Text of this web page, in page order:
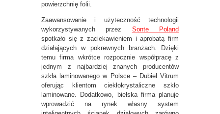
powierzchnię folii.
Zaawansowanie i użyteczność technologii
wykorzystywanych przez Sonte Poland
spotkało się z zaciekawieniem i aprobatą firm
działających w pokrewnych branżach. Dzięki
temu firma wkrótce rozpocznie współpracę z
jednym z najbardziej znanych producentów
szkła laminowanego w Polsce – Dubiel Vitrum
oferując klientom ciekłokrystaliczne szkło
laminowane. Dodatkowo, bielska firma planuje
wprowadzić na rynek własny system